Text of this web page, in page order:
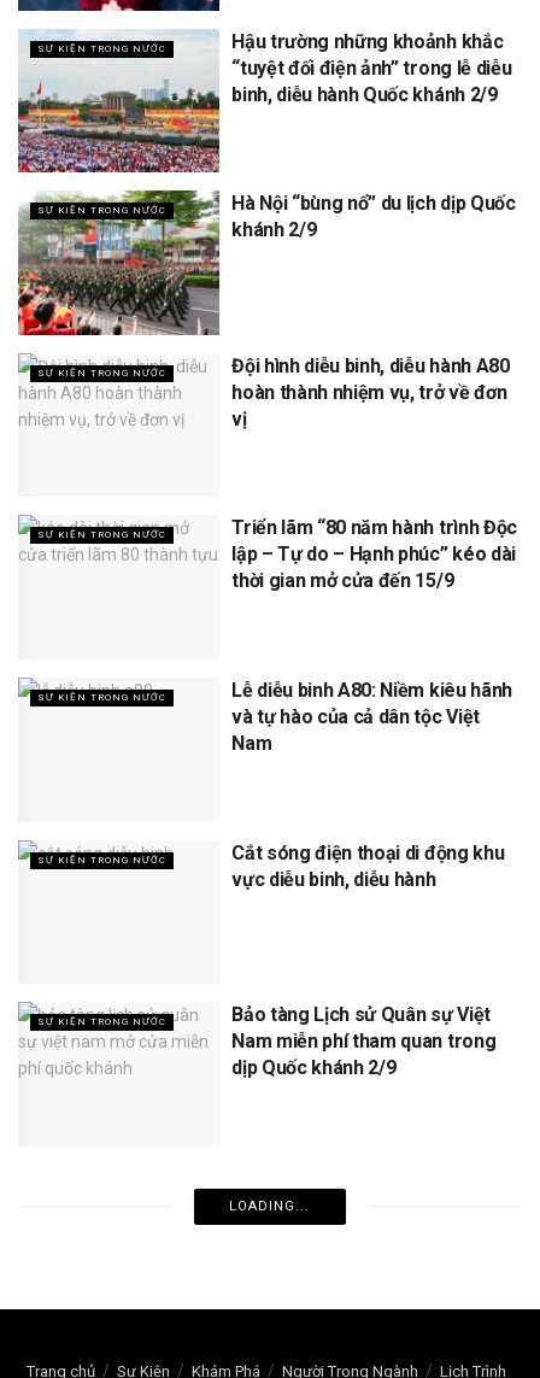
SỰ KIỆN TRONG NƯỚC
Hậu trường những khoảnh khắc
“tuyệt đối điện ảnh” trong lễ diễu
binh, diễu hành Quốc khánh 2/9
SỰ KIỆN TRONG NƯỚC
Hà Nội “bùng nổ” du lịch dịp Quốc
khánh 2/9
SỰ KIỆN TRONG NƯỚC
Đội hình diễu binh, diễu hành A80
hoàn thành nhiệm vụ, trở về đơn
vị
SỰ KIỆN TRONG NƯỚC
Triển lãm “80 năm hành trình Độc
lập – Tự do – Hạnh phúc” kéo dài
thời gian mở cửa đến 15/9
SỰ KIỆN TRONG NƯỚC
Lễ diễu binh A80: Niềm kiêu hãnh
và tự hào của cả dân tộc Việt
Nam
SỰ KIỆN TRONG NƯỚC
Cắt sóng điện thoại di động khu
vực diễu binh, diễu hành
SỰ KIỆN TRONG NƯỚC
Bảo tàng Lịch sử Quân sự Việt
Nam miễn phí tham quan trong
dịp Quốc khánh 2/9
LOADING...
Trang chủ Sự Kiện Khám Phá Người Trong Ngành Lịch Trình